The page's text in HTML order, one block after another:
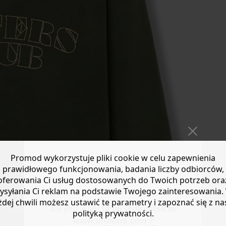
Do you want to be redirected to
www.promod.com ?
Promod wykorzystuje pliki cookie w celu zapewnienia
prawidłowego funkcjonowania, badania liczby odbiorców,
Ci usług dostosowanych do Twoich potrzeb
Ci reklam na podstawie Twojego zainteresowania.
chwili możesz ustawić te parametry i zapoznać się z
polityką prywatności.